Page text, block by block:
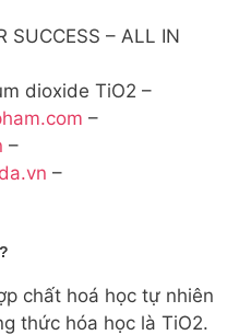
SUCCESS – ALL IN
dioxide TiO2 –
–
–
–
chất hoá học tự nhiên
thức hóa học là TiO2.